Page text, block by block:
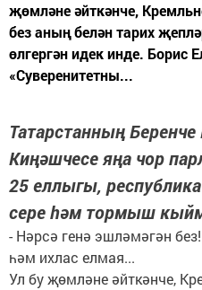
җөмләне әйткәнче,
без аның белән тарих
өлгергән идек инде. Борис
«Суверенитетны...
Татарстанның
Киңәшчесе яңа чор
25 еллыгы,
сере һәм тормыш
- Нәрсә генә эшләмәгән
һәм ихлас елмая...
Ул бу җөмләне әйткәнче,